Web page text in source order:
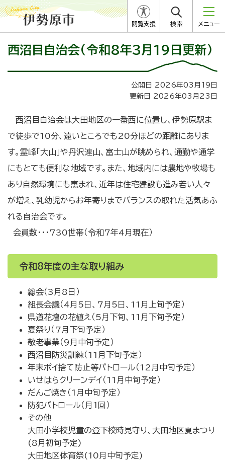
閲覧支援 検索 メニュー
西沼目自治会(令和8年3月19日更新)
公開日 2026年03月19日
更新日 2026年03月23日
西沼目自治会は大田地区の一番西に位置し、伊勢原駅ま
で徒歩で10分、遠いところでも20分ほどの距離にありま
す。霊峰「大山」や丹沢連山、富士山が眺められ、通勤や通学
にもとても便利な地域です。また、地域内には農地や牧場も
あり自然環境にも恵まれ、近年は住宅建設も進み若い人々
が増え、乳幼児からお年寄りまでバランスの取れた活気あふ
れる自治会です。
会員数・・・730世帯（令和7年4月現在）
令和8年度の主な取り組み
総会（3月8日）
組長会議（4月5日、7月5日、11月上旬予定）
県道花壇の花植え（5月下旬、11月下旬予定）
夏祭り（7月下旬予定）
敬老事業（9月中旬予定）
西沼目防災訓練（11月下旬予定）
年末ポイ捨て防止等パトロール（12月中旬予定）
いせはらクリーンデイ（11月中旬予定）
だんご焼き（1月中旬予定）
防犯パトロール（月1回）
その他
大田小学校児童の登下校時見守り、大田地区夏まつり
(8月初旬予定)
大田地区体育祭(10月中旬予定)